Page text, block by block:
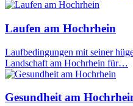
Laufen am Hochrhein
Laufbedingungen mit seiner
Landschaft am Hochrhein für…
Gesundheit am